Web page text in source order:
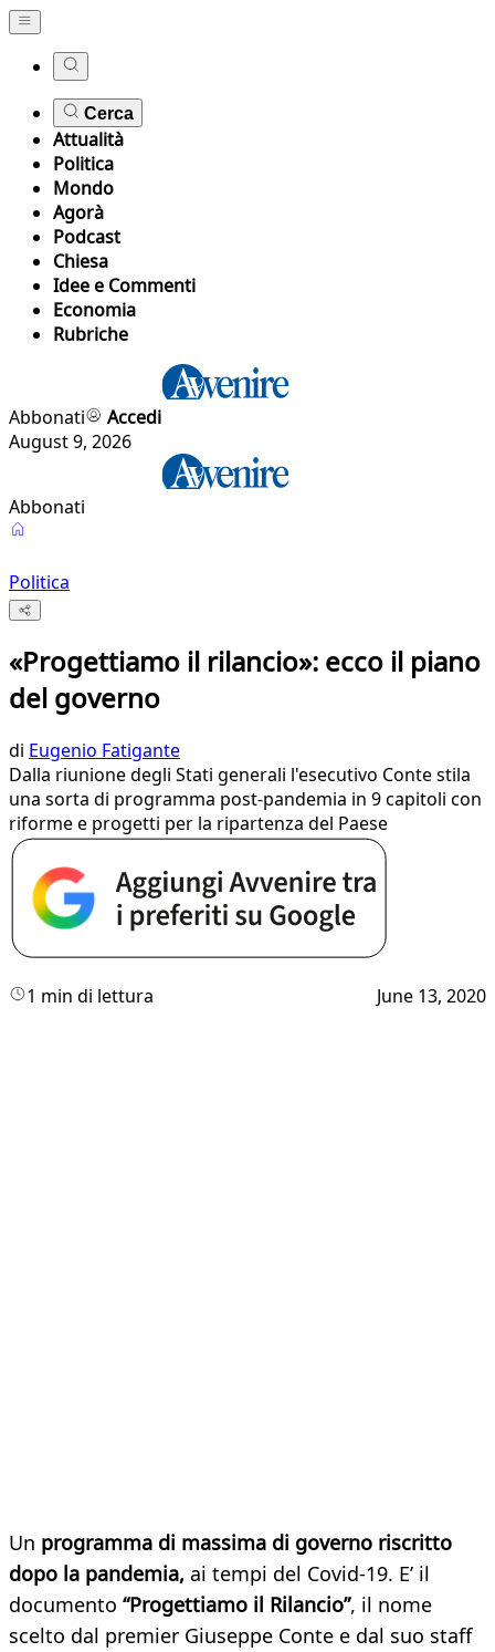
Cerca
Attualità
Politica
Mondo
Agorà
Podcast
Chiesa
Idee e Commenti
Economia
Rubriche
Abbonati
Accedi
August 9, 2026
Abbonati
Politica
«Progettiamo il rilancio»: ecco il piano
del governo
di Eugenio Fatigante
Dalla riunione degli Stati generali l'esecutivo Conte stila
una sorta di programma post-pandemia in 9 capitoli con
riforme e progetti per la ripartenza del Paese
1 min di lettura June 13, 2020
Un programma di massima di governo riscritto
dopo la pandemia, ai tempi del Covid-19. E’ il
documento “Progettiamo il Rilancio”, il nome
scelto dal premier Giuseppe Conte e dal suo staff